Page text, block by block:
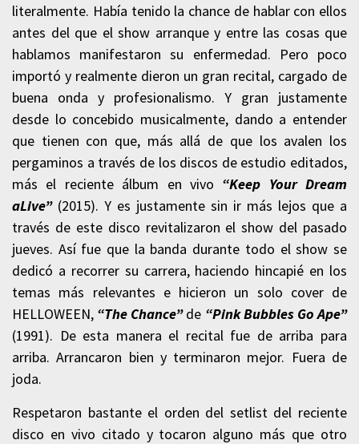
literalmente. Había tenido la chance de hablar con ellos
antes del que el show arranque y entre las cosas que
hablamos manifestaron su enfermedad. Pero poco
importó y realmente dieron un gran recital, cargado de
buena onda y profesionalismo. Y gran justamente
desde lo concebido musicalmente, dando a entender
que tienen con que, más allá de que los avalen los
pergaminos a través de los discos de estudio editados,
más el reciente álbum en vivo “Keep Your Dream
aLive” (2015). Y es justamente sin ir más lejos que a
través de este disco revitalizaron el show del pasado
jueves. Así fue que la banda durante todo el show se
dedicó a recorrer su carrera, haciendo hincapié en los
temas más relevantes e hicieron un solo cover de
HELLOWEEN, “The Chance”de “Pink Bubbles Go Ape”
(1991). De esta manera el recital fue de arriba para
arriba. Arrancaron bien y terminaron mejor. Fuera de
joda.
Respetaron bastante el orden del setlist del reciente
disco en vivo citado y tocaron alguno más que otro